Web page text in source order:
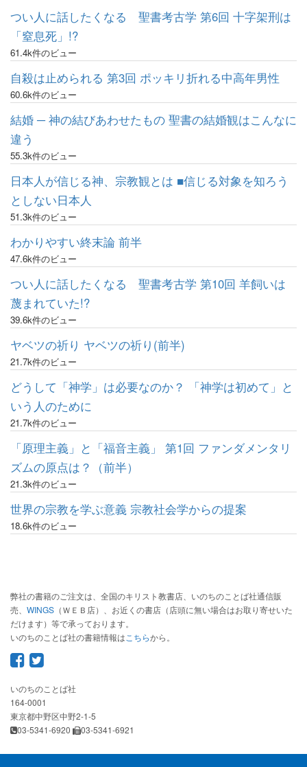
つい人に話したくなる 聖書考古学 第6回 十字架刑は
「窒息死」!?
61.4k件のビュー
自殺は止められる 第3回 ポッキリ折れる中高年男性
60.6k件のビュー
結婚 ─ 神の結びあわせたもの 聖書の結婚観はこんなに
違う
55.3k件のビュー
日本人が信じる神、宗教観とは ■信じる対象を知ろう
としない日本人
51.3k件のビュー
わかりやすい終末論 前半
47.6k件のビュー
つい人に話したくなる 聖書考古学 第10回 羊飼いは
蔑まれていた!?
39.6k件のビュー
ヤベツの祈り ヤベツの祈り(前半)
21.7k件のビュー
どうして「神学」は必要なのか？ 「神学は初めて」と
いう人のために
21.7k件のビュー
「原理主義」と「福音主義」 第1回 ファンダメンタリ
ズムの原点は？（前半）
21.3k件のビュー
世界の宗教を学ぶ意義 宗教社会学からの提案
18.6k件のビュー
弊社の書籍のご注文は、全国のキリスト教書店、いのちのことば社通信販
売、 WINGS （ＷＥＢ店）、お近くの書店（店頭に無い場合はお取り寄せいた
だけます）等で承っております。
いのちのことば社の書籍情報は こちらから。
いのちのことば社
164-0001
東京都中野区中野2-1-5
03-5341-6920
03-5341-6921